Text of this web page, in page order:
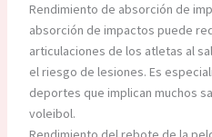
Rendimiento de absorción de
absorción de impactos puede
articulaciones de los atletas al
el riesgo de lesiones. Es
deportes que implican muchos
voleibol.